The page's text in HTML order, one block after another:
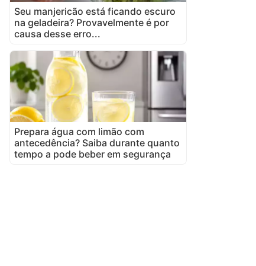
Seu manjericão está ficando escuro
na geladeira? Provavelmente é por
causa desse erro...
Prepara água com limão com
antecedência? Saiba durante quanto
tempo a pode beber em segurança